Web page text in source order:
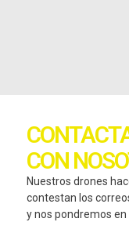
CON
Nuestros drones
contestan los
y nos pondremos